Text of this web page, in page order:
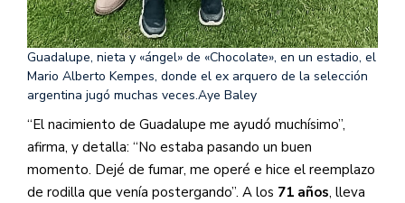
Guadalupe, nieta y «ángel» de «Chocolate», en un estadio, el
Mario Alberto Kempes, donde el ex arquero de la selección
argentina jugó muchas veces.Aye Baley
“El nacimiento de Guadalupe me ayudó muchísimo”,
afirma, y detalla: “No estaba pasando un buen
momento. Dejé de fumar, me operé e hice el reemplazo
de rodilla que venía postergando”. A los 71 años, lleva